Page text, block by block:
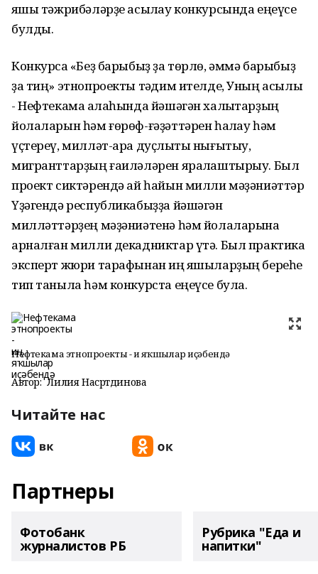
яҡшы тәжрибәләрҙе асыҡлау конкурсында еңеүсе
булды.
Конкурсҡа «Беҙ барыбыҙ ҙа төрлө, әммә барыбыҙ
ҙа тиң» этнопроекты тәҡдим ителде, Уның асылы
- Нефтекама ҡалаһында йәшәгән халыҡтарҙың
йолаларын һәм ғөрөф-ғәҙәттәрен һаҡлау һәм
үҫтереү, милләт-ара дуҫлыҡты нығытыу,
мигранттарҙың ғаиләләрен яраҡлаштырыу. Был
проект сиктәрендә ай һайын милли мәҙәниәттәр
Үҙәгендә республикабыҙҙа йәшәгән
милләттәрҙең мәҙәниәтенә һәм йолаларына
арналған милли декадниктар үтә. Был практика
эксперт жюри тарафынан иң яҡшыларҙың береһе
тип таныла һәм конкурста еңеүсе була.
Нефтекама этнопроекты - иң яҡшылар иҫәбендә
Автор: Лилия Насртдинова
Читайте нас
Партнеры
Фотобанк
журналистов РБ
Рубрика "Еда и
напитки"